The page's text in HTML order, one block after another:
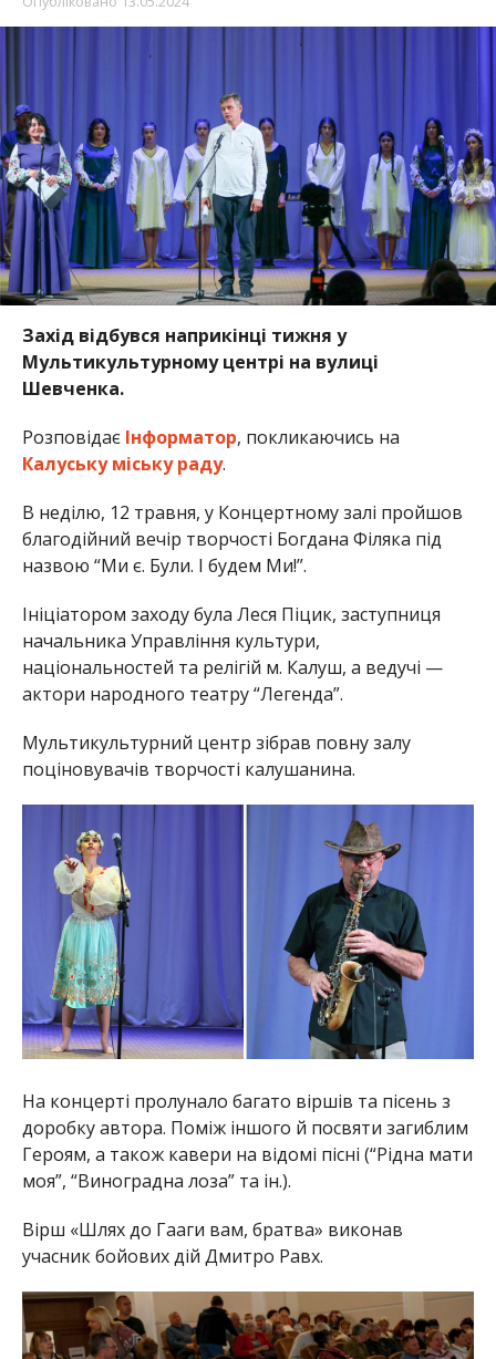
Захід відбувся наприкінці тижня у
Мультикультурному центрі на вулиці
Шевченка.
Розповідає Інформатор, покликаючись на
Калуську міську раду.
В неділю, 12 травня, у Концертному залі пройшов
благодійний вечір творчості Богдана Філяка під
назвою “Ми є. Були. І будем Ми!”.
Ініціатором заходу була Леся Піцик, заступниця
начальника Управління культури,
національностей та релігій м. Калуш, а ведучі —
актори народного театру “Легенда”.
Мультикультурний центр зібрав повну залу
поціновувачів творчості калушанина.
На концерті пролунало багато віршів та пісень з
доробку автора. Поміж іншого й посвяти загиблим
Героям, а також кавери на відомі пісні (“Рідна мати
моя”, “Виноградна лоза” та ін.).
Вірш «Шлях до Гааги вам, братва» виконав
учасник бойових дій Дмитро Равх.